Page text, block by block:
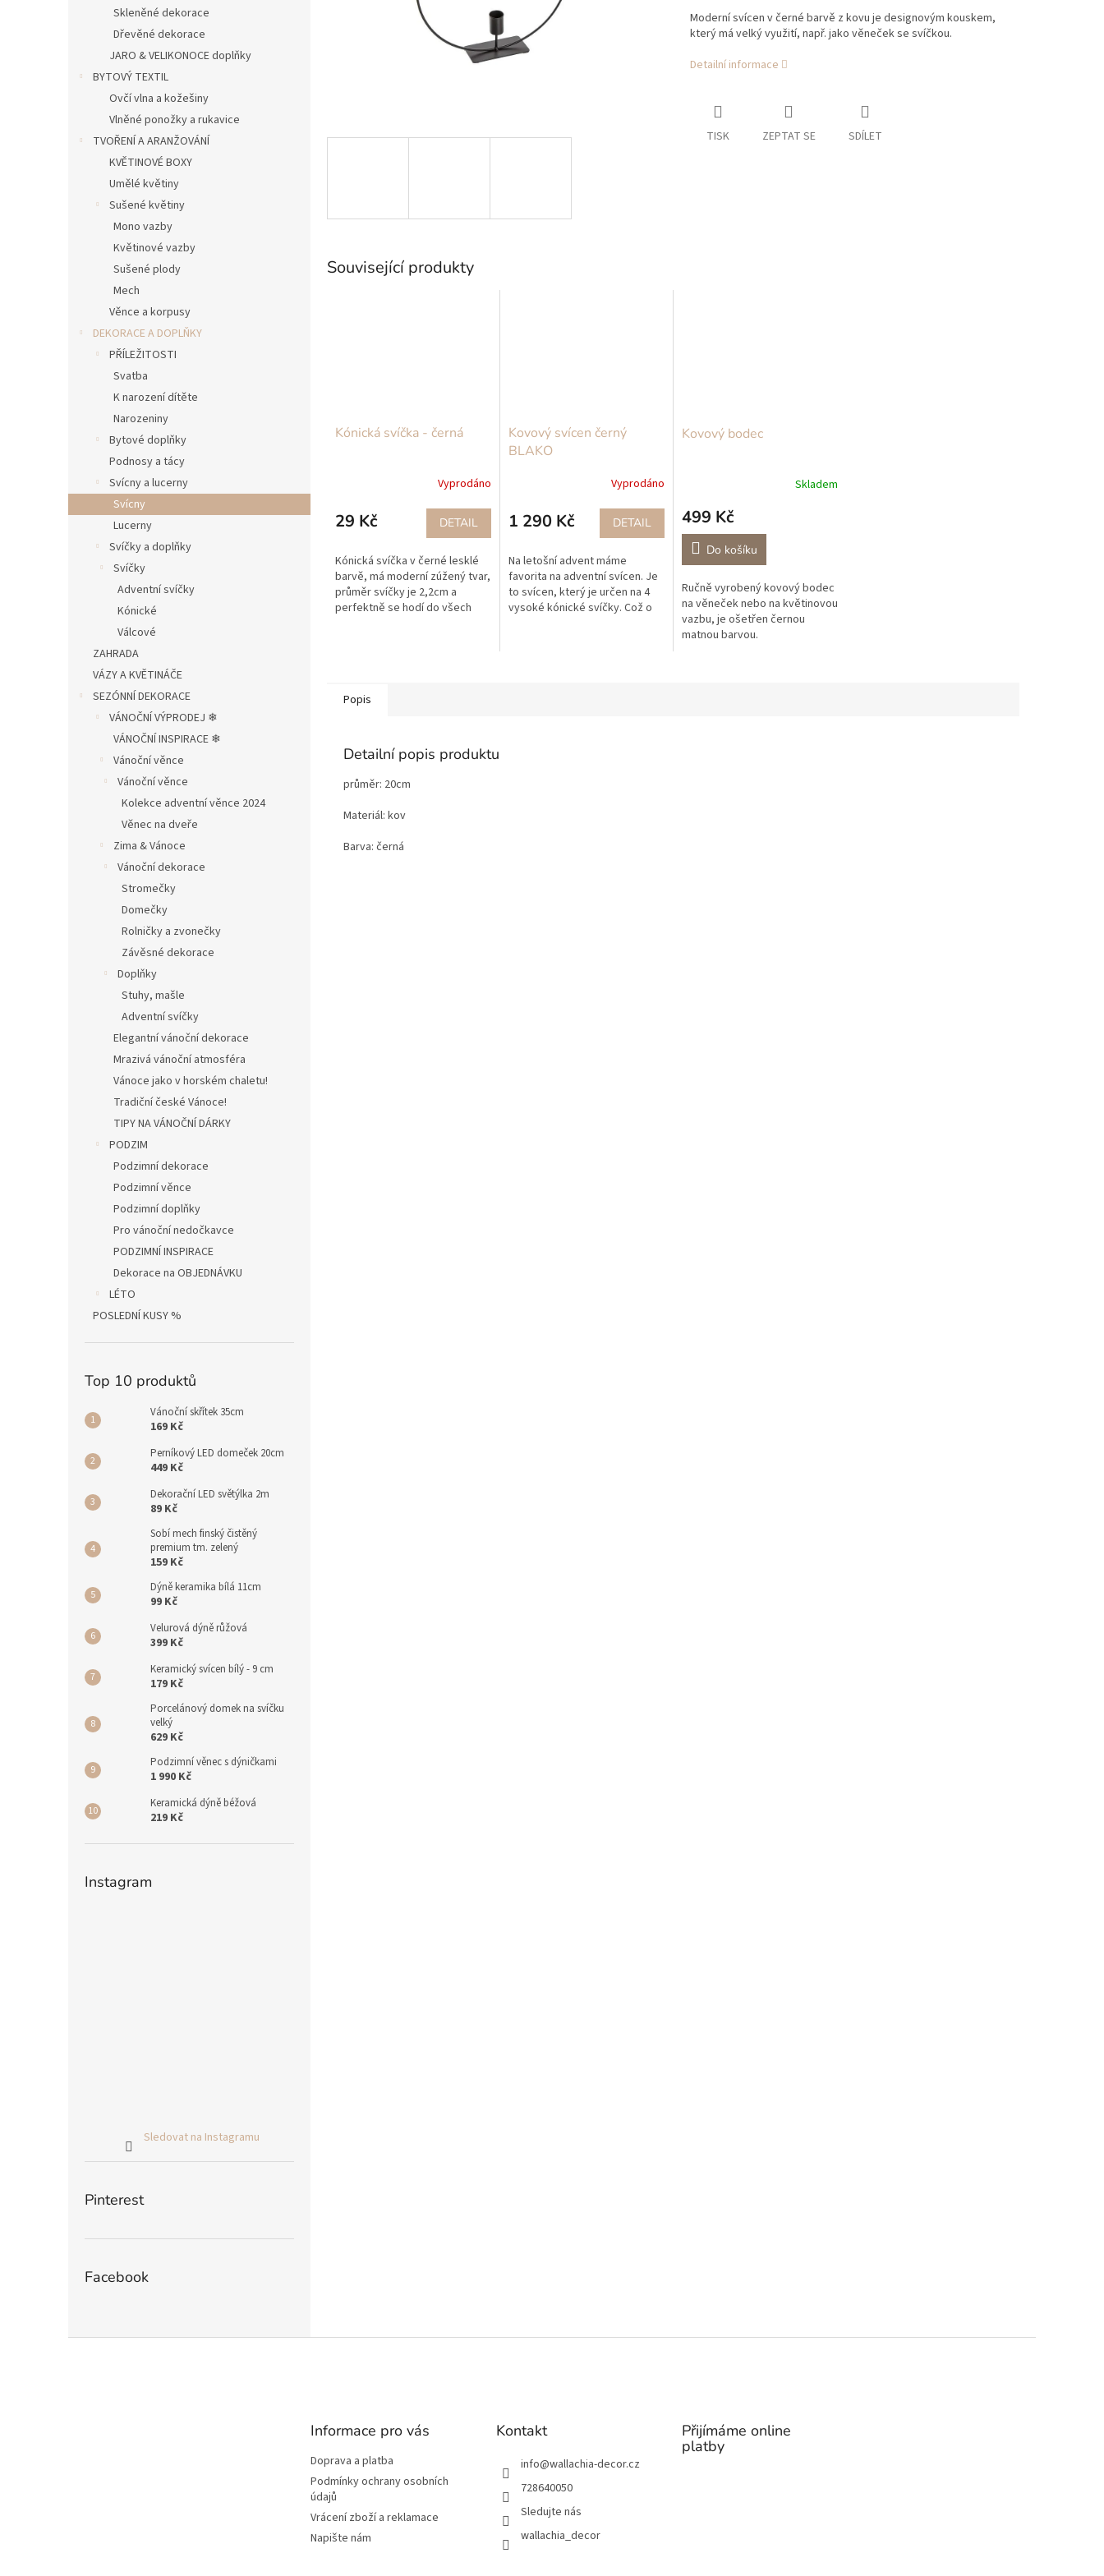
Skleněné dekorace
Dřevěné dekorace
JARO & VELIKONOCE doplňky
BYTOVÝ TEXTIL
Ovčí vlna a kožešiny
Vlněné ponožky a rukavice
TVOŘENÍ A ARANŽOVÁNÍ
KVĚTINOVÉ BOXY
Umělé květiny
Sušené květiny
Mono vazby
Květinové vazby
Sušené plody
Mech
Věnce a korpusy
DEKORACE A DOPLŇKY
PŘÍLEŽITOSTI
Svatba
K narození dítěte
Narozeniny
Bytové doplňky
Podnosy a tácy
Svícny a lucerny
Svícny
Lucerny
Svíčky a doplňky
Svíčky
Adventní svíčky
Kónické
Válcové
ZAHRADA
VÁZY A KVĚTINÁČE
SEZÓNNÍ DEKORACE
VÁNOČNÍ VÝPRODEJ ❄︎︎
VÁNOČNÍ INSPIRACE ❄︎︎
Vánoční věnce
Vánoční věnce
Kolekce adventní věnce 2024
Věnec na dveře
Zima & Vánoce
Vánoční dekorace
Stromečky
Domečky
Rolničky a zvonečky
Závěsné dekorace
Doplňky
Stuhy, mašle
Adventní svíčky
Elegantní vánoční dekorace
Mrazivá vánoční atmosféra
Vánoce jako v horském chaletu!
Tradiční české Vánoce!
TIPY NA VÁNOČNÍ DÁRKY
PODZIM
Podzimní dekorace
Podzimní věnce
Podzimní doplňky
Pro vánoční nedočkavce
PODZIMNÍ INSPIRACE
Dekorace na OBJEDNÁVKU
LÉTO
POSLEDNÍ KUSY %
Top 10 produktů
Vánoční skřítek 35cm
169 Kč
Perníkový LED domeček 20cm
449 Kč
Dekorační LED světýlka 2m
89 Kč
Sobí mech finský čistěný
premium tm. zelený
159 Kč
Dýně keramika bílá 11cm
99 Kč
Velurová dýně růžová
399 Kč
Keramický svícen bílý - 9 cm
179 Kč
Porcelánový domek na svíčku
velký
629 Kč
Podzimní věnec s dýničkami
1 990 Kč
Keramická dýně béžová
219 Kč
Instagram
Sledovat na Instagramu
Pinterest
Facebook
Moderní svícen v černé barvě z kovu je designovým kouskem,
který má velký využití, např. jako věneček se svíčkou.
Detailní informace
TISK ZEPTAT SE SDÍLET
Související produkty
Kónická svíčka - černá
Vyprodáno
29 Kč DETAIL
Kónická svíčka v černé lesklé
barvě, má moderní zúžený tvar,
průměr svíčky je 2,2cm a
perfektně se hodí do všech
Kovový svícen černý
BLAKO
Vyprodáno
1 290 Kč DETAIL
Na letošní advent máme
favorita na adventní svícen. Je
to svícen, který je určen na 4
vysoké kónické svíčky. Což o
Kovový bodec
Skladem
499 Kč
Do košíku
Ručně vyrobený kovový bodec
na věneček nebo na květinovou
vazbu, je ošetřen černou
matnou barvou.
Popis
Detailní popis produktu
průměr: 20cm
Materiál: kov
Barva: černá
Informace pro vás
Doprava a platba
Podmínky ochrany osobních
údajů
Vrácení zboží a reklamace
Napište nám
Kontakt
info@wallachia-decor.cz
728640050
Sledujte nás
wallachia_decor
Přijímáme online
platby